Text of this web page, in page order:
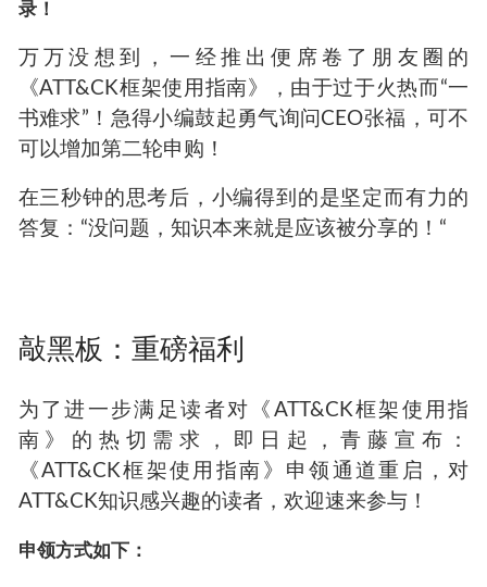
录！
万万没想到，一经推出便席卷了朋友圈的
《ATT&CK框架使用指南》，由于过于火热而“一
书难求”！急得小编鼓起勇气询问CEO张福，可不
可以增加第二轮申购！
在三秒钟的思考后，小编得到的是坚定而有力的
答复：“没问题，知识本来就是应该被分享的！“
敲黑板：重磅福利
为了进一步满足读者对《ATT&CK框架使用指
南》的热切需求，即日起，青藤宣布：
《ATT&CK框架使用指南》申领通道重启，对
ATT&CK知识感兴趣的读者，欢迎速来参与！
申领方式如下：